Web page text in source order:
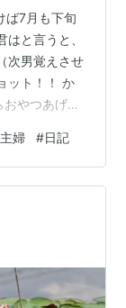
ば7月も下旬
と言うと、
次男覚えさせ
ット！！ か
やつあげち
るか ちょっ
主婦 #日記